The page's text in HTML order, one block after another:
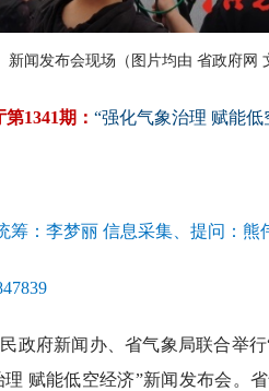
新闻发布会现场（图片均由 省政府网
1341期： “强化气象治理 赋能
筹：李梦丽 信息采集、提问：熊
政府新闻办、省气象局联合举
赋能低空经济”新闻发布会。